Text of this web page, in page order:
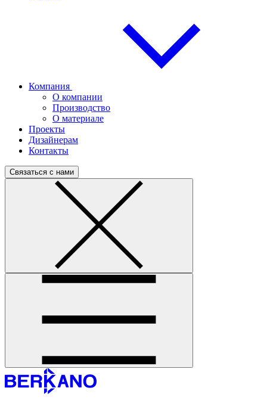
Компания
О компании
Производство
О материале
Проекты
Дизайнерам
Контакты
Связаться с нами